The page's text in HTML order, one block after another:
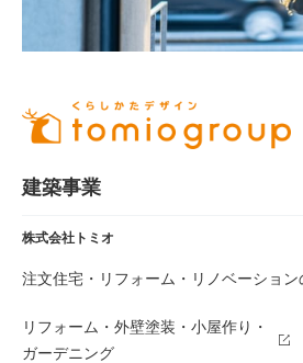
建築事業
株式会社トミオ
注文住宅・リフォーム・リノベーション
リフォーム・外壁塗装・小屋作り・
ガーデニング